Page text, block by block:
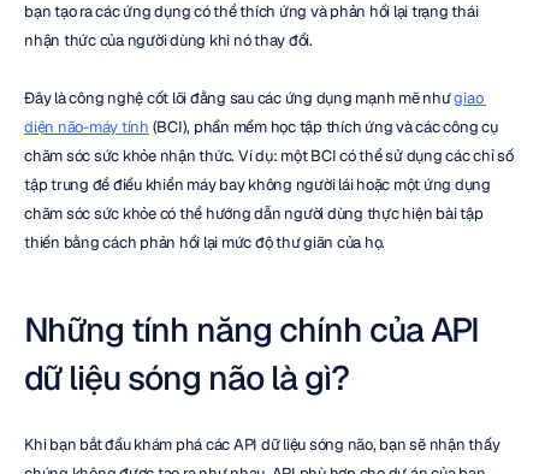
bạn tạo ra các ứng dụng có thể thích ứng và phản hồi lại trạng thái
nhận thức của người dùng khi nó thay đổi.
Đây là công nghệ cốt lõi đằng sau các ứng dụng mạnh mẽ như giao
diện não-máy tính (BCI), phần mềm học tập thích ứng và các công cụ
chăm sóc sức khỏe nhận thức. Ví dụ: một BCI có thể sử dụng các chỉ số
tập trung để điều khiển máy bay không người lái hoặc một ứng dụng
chăm sóc sức khỏe có thể hướng dẫn người dùng thực hiện bài tập
thiền bằng cách phản hồi lại mức độ thư giãn của họ.
Những tính năng chính của API
dữ liệu sóng não là gì?
Khi bạn bắt đầu khám phá các API dữ liệu sóng não, bạn sẽ nhận thấy